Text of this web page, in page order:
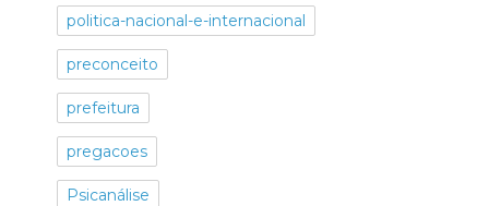
politica-nacional-e-internacional
preconceito
prefeitura
pregacoes
Psicanálise